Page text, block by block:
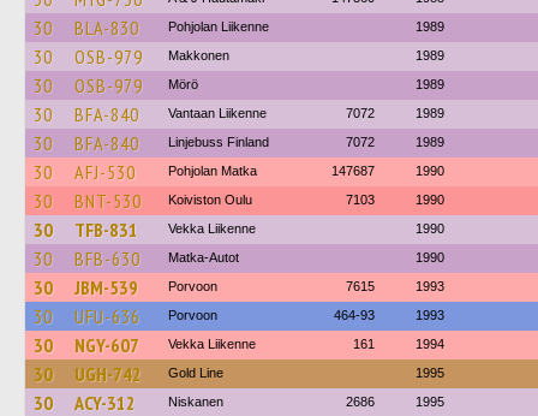
30 BLA-830 Pohjolan Liikenne 1989
30 OSB-979 Makkonen 1989
30 OSB-979 Mörö 1989
30 BFA-840 Vantaan Liikenne 7072 1989
30 BFA-840 Linjebuss Finland 7072 1989
30 AFJ-530 Pohjolan Matka 147687 1990
30 BNT-530 Koiviston Oulu 7103 1990
30 TFB-831 Vekka Liikenne 1990
30 BFB-630 Matka-Autot 1990
30 JBM-539 Porvoon 7615 1993
30 UFU-636 Porvoon 464-93 1993
30 NGY-607 Vekka Liikenne 161 1994
30 UGH-742 Gold Line 1995
30 ACY-312 Niskanen 2686 1995